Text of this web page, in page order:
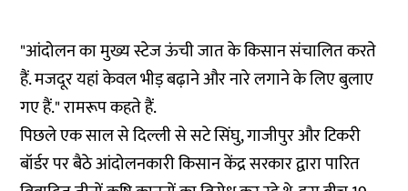
"आंदोलन का मुख्य स्टेज ऊंची जात के किसान संचालित करते
हैं. मजदूर यहां केवल भीड़ बढ़ाने और नारे लगाने के लिए बुलाए
गए हैं." रामरूप कहते हैं.
पिछले एक साल से दिल्ली से सटे सिंघु, गाजीपुर और टिकरी
बॉर्डर पर बैठे आंदोलनकारी किसान केंद्र सरकार द्वारा पारित